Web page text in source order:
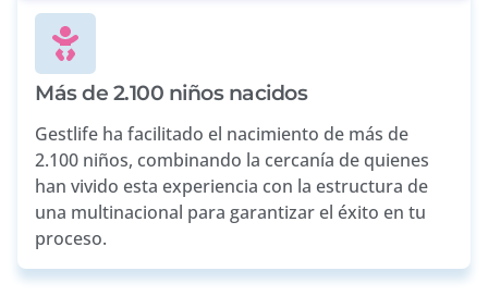
Más de 2.100 niños nacidos
Gestlife ha facilitado el nacimiento de más de
2.100 niños, combinando la cercanía de quienes
han vivido esta experiencia con la estructura de
una multinacional para garantizar el éxito en tu
proceso.